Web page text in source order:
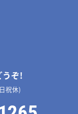
うぞ!
祝休)